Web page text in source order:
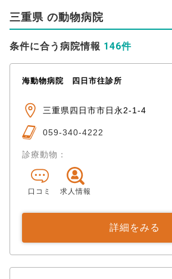
三重県 の動物病院
条件に合う病院情報 146件
海動物病院 四日市往診所
三重県四日市市日永2-1-4
059-340-4222
診療動物：
口コミ 求人情報
詳細をみる